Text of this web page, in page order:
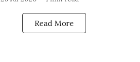
Read More